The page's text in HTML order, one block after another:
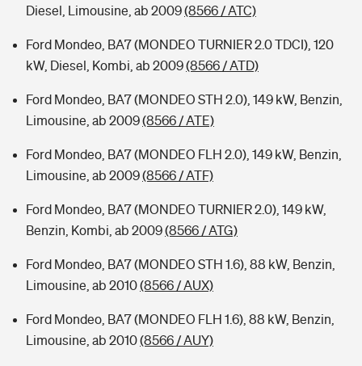
Diesel, Limousine, ab 2009(8566 / ATC)
Ford Mondeo, BA7 (MONDEO TURNIER 2.0 TDCI), 120
kW, Diesel, Kombi, ab 2009(8566 / ATD)
Ford Mondeo, BA7 (MONDEO STH 2.0), 149 kW, Benzin,
Limousine, ab 2009(8566 / ATE)
Ford Mondeo, BA7 (MONDEO FLH 2.0), 149 kW, Benzin,
Limousine, ab 2009(8566 / ATF)
Ford Mondeo, BA7 (MONDEO TURNIER 2.0), 149 kW,
Benzin, Kombi, ab 2009(8566 / ATG)
Ford Mondeo, BA7 (MONDEO STH 1.6), 88 kW, Benzin,
Limousine, ab 2010(8566 / AUX)
Ford Mondeo, BA7 (MONDEO FLH 1.6), 88 kW, Benzin,
Limousine, ab 2010(8566 / AUY)